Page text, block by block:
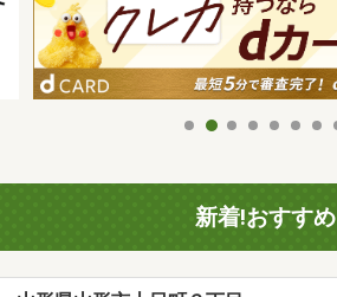
新着!おすすめ